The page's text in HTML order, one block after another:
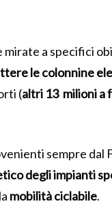
a specifici
le colonnine
(altri 13 milioni a
sempre
degli impianti
mobilità ciclabile.